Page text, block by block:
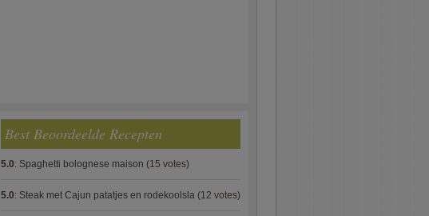
Best Beoordeelde Recepten
5.0: Spaghetti bolognese maison (15 votes)
5.0: Steak met Cajun patatjes en rodekoolsla (12 votes)